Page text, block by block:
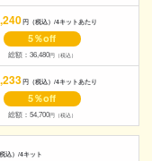
円（税込）/4キットあたり
5％off
総額：36,480円（税込）
円（税込）/4キットあたり
5％off
総額：54,700円（税込）
込）/4キット